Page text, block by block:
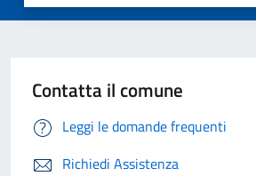
Contatta il comune
Leggi le domande frequenti
Richiedi Assistenza